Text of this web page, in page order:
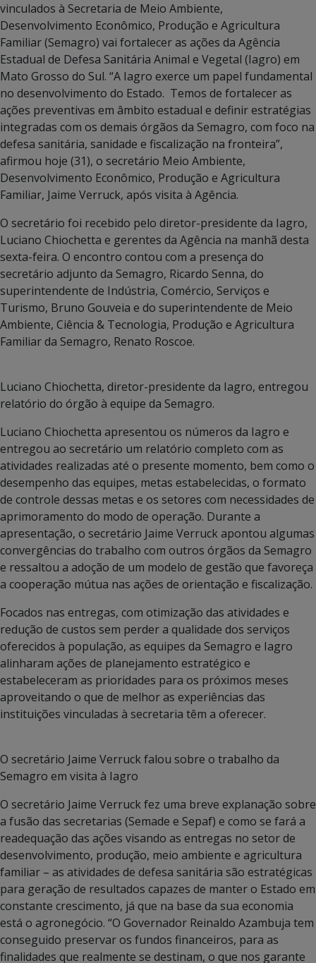
vinculados à Secretaria de Meio Ambiente,
Desenvolvimento Econômico, Produção e Agricultura
Familiar (Semagro) vai fortalecer as ações da Agência
Estadual de Defesa Sanitária Animal e Vegetal (Iagro) em
Mato Grosso do Sul. “A Iagro exerce um papel fundamental
no desenvolvimento do Estado. Temos de fortalecer as
ações preventivas em âmbito estadual e definir estratégias
integradas com os demais órgãos da Semagro, com foco na
defesa sanitária, sanidade e fiscalização na fronteira”,
afirmou hoje (31), o secretário Meio Ambiente,
Desenvolvimento Econômico, Produção e Agricultura
Familiar, Jaime Verruck, após visita à Agência.
O secretário foi recebido pelo diretor-presidente da Iagro,
Luciano Chiochetta e gerentes da Agência na manhã desta
sexta-feira. O encontro contou com a presença do
secretário adjunto da Semagro, Ricardo Senna, do
superintendente de Indústria, Comércio, Serviços e
Turismo, Bruno Gouveia e do superintendente de Meio
Ambiente, Ciência & Tecnologia, Produção e Agricultura
Familiar da Semagro, Renato Roscoe.
Luciano Chiochetta, diretor-presidente da Iagro, entregou
relatório do órgão à equipe da Semagro.
Luciano Chiochetta apresentou os números da Iagro e
entregou ao secretário um relatório completo com as
atividades realizadas até o presente momento, bem como o
desempenho das equipes, metas estabelecidas, o formato
de controle dessas metas e os setores com necessidades de
aprimoramento do modo de operação. Durante a
apresentação, o secretário Jaime Verruck apontou algumas
convergências do trabalho com outros órgãos da Semagro
e ressaltou a adoção de um modelo de gestão que favoreça
a cooperação mútua nas ações de orientação e fiscalização.
Focados nas entregas, com otimização das atividades e
redução de custos sem perder a qualidade dos serviços
oferecidos à população, as equipes da Semagro e Iagro
alinharam ações de planejamento estratégico e
estabeleceram as prioridades para os próximos meses
aproveitando o que de melhor as experiências das
instituições vinculadas à secretaria têm a oferecer.
O secretário Jaime Verruck falou sobre o trabalho da
Semagro em visita à Iagro
O secretário Jaime Verruck fez uma breve explanação sobre
a fusão das secretarias (Semade e Sepaf) e como se fará a
readequação das ações visando as entregas no setor de
desenvolvimento, produção, meio ambiente e agricultura
familiar – as atividades de defesa sanitária são estratégicas
para geração de resultados capazes de manter o Estado em
constante crescimento, já que na base da sua economia
está o agronegócio. “O Governador Reinaldo Azambuja tem
conseguido preservar os fundos financeiros, para as
finalidades que realmente se destinam, o que nos garante